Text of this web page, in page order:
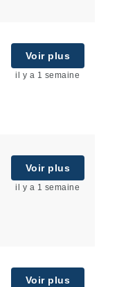
Voir plus
il y a 1 semaine
Voir plus
il y a 1 semaine
Voir plus